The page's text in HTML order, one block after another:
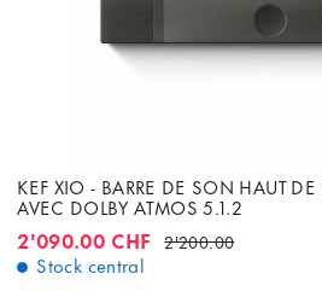
KEF XIO - BARRE DE SON HAUT
AVEC DOLBY ATMOS 5.1.2
2'090.00 CHF 2'200.00
Stock central